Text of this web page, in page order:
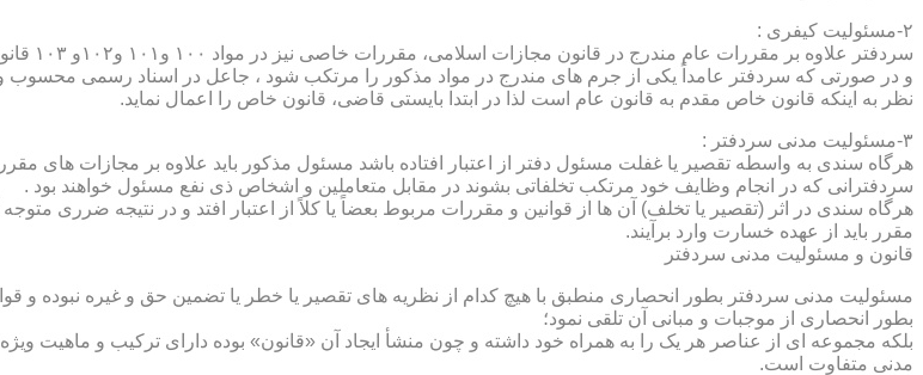
۲-مسئولیت کیفری :
سردفتر علاوه بر مقررات عام مندرج در قانون مجازات اسلامی، مقررات خاصی نیز در مواد ۱۰۰ و۱۰۱ و۱۰۲و ۱۰۳ قانون ثبت پیش بینی گردیده است؛
و در صورتی که سردفتر عامداً یکی از جرم های مندرج در مواد مذکور را مرتکب شود ، جاعل در اسناد رسمی
نظر به اینکه قانون خاص مقدم به قانون عام است لذا در ابتدا بایستی قاضی، قانون خاص را اعمال نماید.
۳-مسئولیت مدنی سردفتر :
هرگاه سندی به واسطه تقصیر یا غفلت مسئول دفتر از اعتبار افتاده باشد مسئول مذکور باید علاوه بر مجازات های
سردفترانی که در انجام وظایف خود مرتکب تخلفاتی بشوند در مقابل متعاملین و اشخاص ذی نفع مسئول خواهند بود .
هرگاه سندی در اثر (تقصیر یا تخلف) آن ها از قوانین و مقررات مربوط بعضاً یا کلاً از اعتبار افتد و در نتیجه ضرری
مقرر باید از عهده خسارت وارد برآیند.
قانون و مسئولیت مدنی سردفتر
مسئولیت مدنی سردفتر بطور انحصاری منطبق با هیچ کدام از نظریه های تقصیر یا خطر یا تضمین حق و غیره نبوده و
بطور انحصاری از موجبات و مبانی آن تلقی نمود؛
بلکه مجموعه ای از عناصر هر یک را به همراه خود داشته و چون منشأ ایجاد آن «قانون» بوده دارای ترکیب و ماهیت
مدنی متفاوت است.